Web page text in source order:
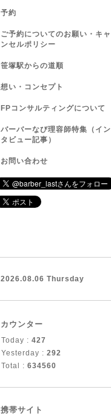
予約
ご予約についてのお願い・キャ
ンセルポリシー
笹塚駅からの道順
想い・コンセプト
FPコンサルティングについて
バーバーなび理容師特集（イン
タビュー記事）
お問い合わせ
2026.08.06 Thursday
カウンター
Today : 427
Yesterday : 292
Total : 634560
携帯サイト